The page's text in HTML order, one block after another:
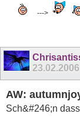
--->
23.02.2006
AW:
Sch&#246;n